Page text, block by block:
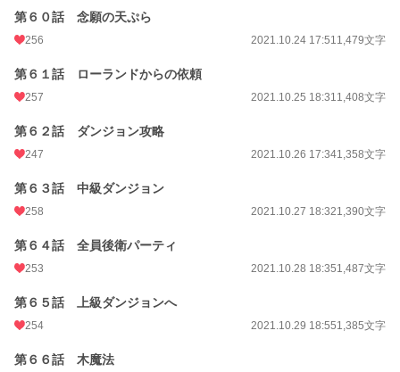
第６０話 念願の天ぷら
256 2021.10.24 17:511,479文字
第６１話 ローランドからの依頼
257 2021.10.25 18:311,408文字
第６２話 ダンジョン攻略
247 2021.10.26 17:341,358文字
第６３話 中級ダンジョン
258 2021.10.27 18:321,390文字
第６４話 全員後衛パーティ
253 2021.10.28 18:351,487文字
第６５話 上級ダンジョンへ
254 2021.10.29 18:551,385文字
第６６話 木魔法